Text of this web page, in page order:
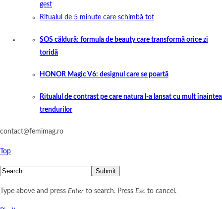
gest
Ritualul de 5 minute care schimbă tot
SOS căldură: formula de beauty care transformă orice zi
toridă
HONOR Magic V6: designul care se poartă
Ritualul de contrast pe care natura l-a lansat cu mult înaintea
trendurilor
contact@femimag.ro
Top
Submit
Type above and press Enter to search. Press Esc to cancel.